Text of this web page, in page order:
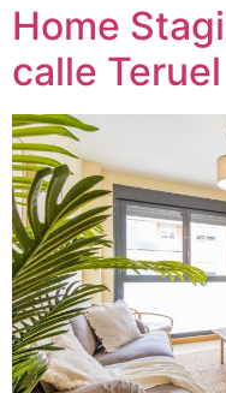
Home
calle Teruel